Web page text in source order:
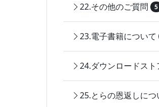
22.その他のご質問 5
23.電子書籍について
24.ダウンロードスト
25.とらの恩返しにつ